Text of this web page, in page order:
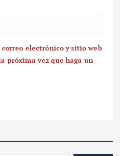
electrónico y sitio web
próxima vez que haga un